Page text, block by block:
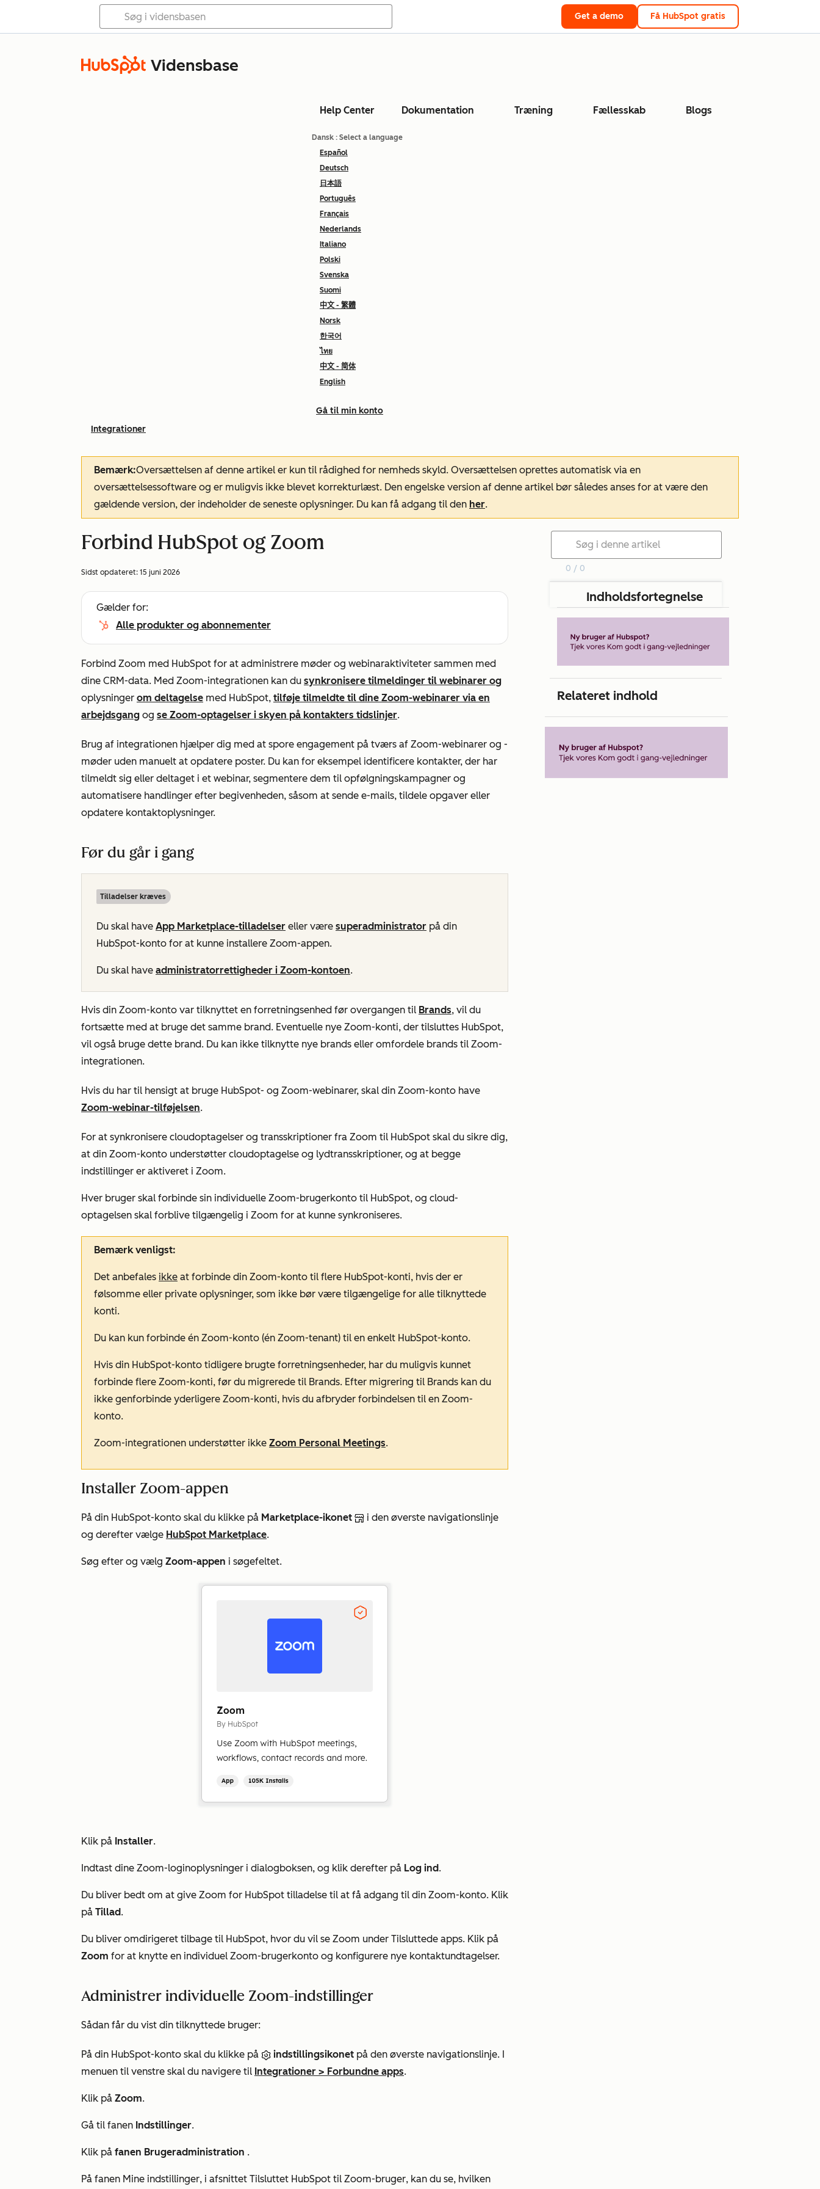
Get a demo Få HubSpot gratis
Vidensbase
Help Center Dokumentation Træning Fællesskab Blogs
Dansk : Select a language
Español
Deutsch
日本語
Português
Français
Nederlands
Italiano
Polski
Svenska
Suomi
中文 - 繁體
Norsk
한국어
ไทย
中文 - 简体
English
Gå til min konto
Integrationer
Bemærk:Oversættelsen af denne artikel er kun til rådighed for nemheds skyld. Oversættelsen oprettes automatisk via en
oversættelsessoftware og er muligvis ikke blevet korrekturlæst. Den engelske version af denne artikel bør således anses for at være den
gældende version, der indeholder de seneste oplysninger. Du kan få adgang til den her.
Forbind HubSpot og Zoom
Sidst opdateret: 15 juni 2026
Gælder for:
Alle produkter og abonnementer
Forbind Zoom med HubSpot for at administrere møder og webinaraktiviteter sammen med
dine CRM-data. Med Zoom-integrationen kan du synkronisere tilmeldinger til webinarer og
oplysninger om deltagelse med HubSpot, tilføje tilmeldte til dine Zoom-webinarer via en
arbejdsgang og se Zoom-optagelser i skyen på kontakters tidslinjer.
Brug af integrationen hjælper dig med at spore engagement på tværs af Zoom-webinarer og -
møder uden manuelt at opdatere poster. Du kan for eksempel identificere kontakter, der har
tilmeldt sig eller deltaget i et webinar, segmentere dem til opfølgningskampagner og
automatisere handlinger efter begivenheden, såsom at sende e-mails, tildele opgaver eller
opdatere kontaktoplysninger.
Før du går i gang
Tilladelser kræves
Du skal have App Marketplace-tilladelser eller være superadministrator på din
HubSpot-konto for at kunne installere Zoom-appen.
Du skal have administratorrettigheder i Zoom-kontoen.
Hvis din Zoom-konto var tilknyttet en forretningsenhed før overgangen til Brands, vil du
fortsætte med at bruge det samme brand. Eventuelle nye Zoom-konti, der tilsluttes HubSpot,
vil også bruge dette brand. Du kan ikke tilknytte nye brands eller omfordele brands til Zoom-
integrationen.
Hvis du har til hensigt at bruge HubSpot- og Zoom-webinarer, skal din Zoom-konto have
Zoom-webinar-tilføjelsen.
For at synkronisere cloudoptagelser og transskriptioner fra Zoom til HubSpot skal du sikre dig,
at din Zoom-konto understøtter cloudoptagelse og lydtransskriptioner, og at begge
indstillinger er aktiveret i Zoom.
Hver bruger skal forbinde sin individuelle Zoom-brugerkonto til HubSpot, og cloud-
optagelsen skal forblive tilgængelig i Zoom for at kunne synkroniseres.
Bemærk venligst:
Det anbefales ikke at forbinde din Zoom-konto til flere HubSpot-konti, hvis der er
følsomme eller private oplysninger, som ikke bør være tilgængelige for alle tilknyttede
konti.
Du kan kun forbinde én Zoom-konto (én Zoom-tenant) til en enkelt HubSpot-konto.
Hvis din HubSpot-konto tidligere brugte forretningsenheder, har du muligvis kunnet
forbinde flere Zoom-konti, før du migrerede til Brands. Efter migrering til Brands kan du
ikke genforbinde yderligere Zoom-konti, hvis du afbryder forbindelsen til en Zoom-
konto.
Zoom-integrationen understøtter ikke Zoom Personal Meetings.
Installer Zoom-appen
På din HubSpot-konto skal du klikke på Marketplace-ikonet
i den øverste navigationslinje
og derefter vælge HubSpot Marketplace.
Søg efter og vælg Zoom-appen i søgefeltet.
Klik på Installer.
Indtast dine Zoom-loginoplysninger i dialogboksen, og klik derefter på Log ind.
Du bliver bedt om at give Zoom for HubSpot tilladelse til at få adgang til din Zoom-konto. Klik
på Tillad.
Du bliver omdirigeret tilbage til HubSpot, hvor du vil se Zoom under Tilsluttede apps. Klik på
Zoom for at knytte en individuel Zoom-brugerkonto og konfigurere nye kontaktundtagelser.
Administrer individuelle Zoom-indstillinger
Sådan får du vist din tilknyttede bruger:
På din HubSpot-konto skal du klikke på indstillingsikonet på den øverste navigationslinje. I
menuen til venstre skal du navigere til Integrationer > Forbundne apps.
Klik på Zoom.
Gå til fanen Indstillinger.
Klik på fanen Brugeradministration .
På fanen Mine indstillinger, i afsnittet Tilsluttet HubSpot til Zoom-bruger, kan du se, hvilken
0 / 0
Indholdsfortegnelse
Relateret indhold